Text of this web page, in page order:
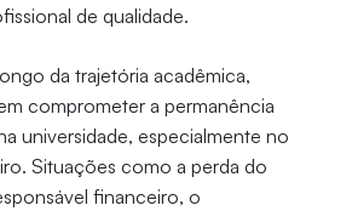
de qualidade.
da trajetória acadêmica,
comprometer a permanência
universidade, especialmente no
Situações como a perda do
financeiro, o